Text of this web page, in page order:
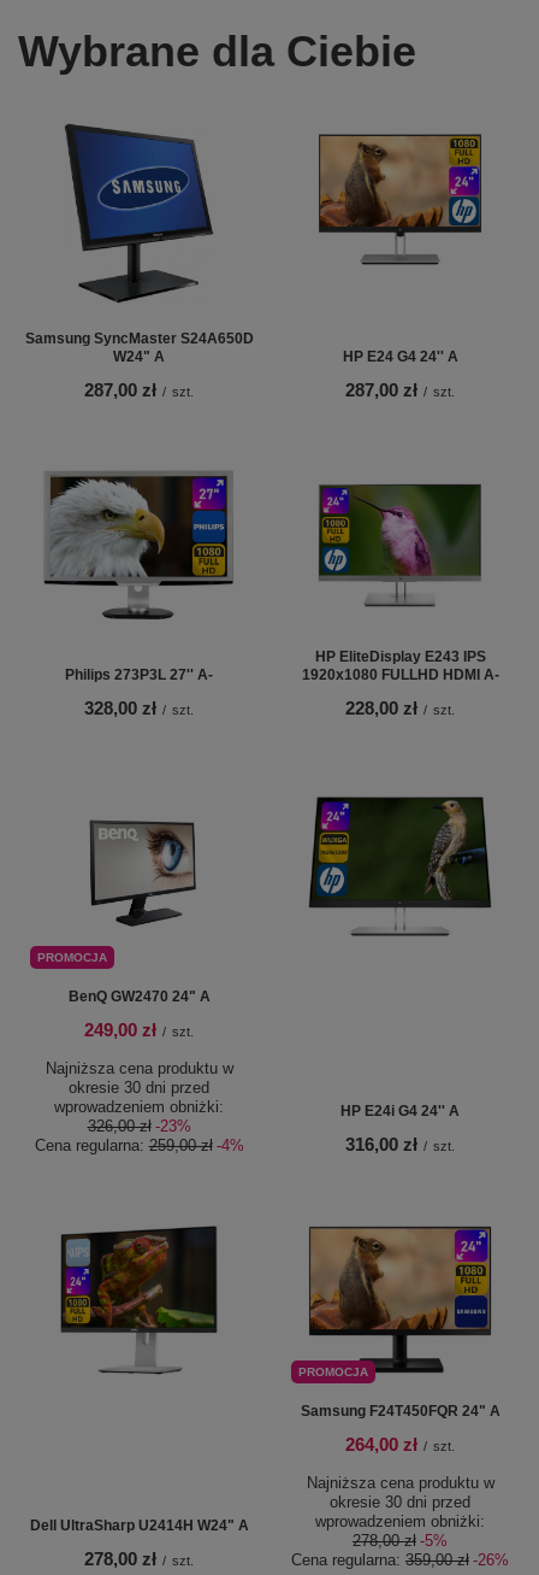
Wybrane dla Ciebie
Samsung SyncMaster S24A650D
W24" A
287,00 zł / szt.
HP E24 G4 24'' A
287,00 zł / szt.
Philips 273P3L 27'' A-
328,00 zł / szt.
HP EliteDisplay E243 IPS
1920x1080 FULLHD HDMI A-
228,00 zł / szt.
PROMOCJA
BenQ GW2470 24" A
249,00 zł / szt.
Najniższa cena produktu w
okresie 30 dni przed
wprowadzeniem obniżki:
326,00 zł -23%
Cena regularna:259,00 zł -4%
HP E24i G4 24'' A
316,00 zł / szt.
Dell UltraSharp U2414H W24" A
278,00 zł / szt.
PROMOCJA
Samsung F24T450FQR 24" A
264,00 zł / szt.
Najniższa cena produktu w
okresie 30 dni przed
wprowadzeniem obniżki:
278,00 zł -5%
Cena regularna: 359,00 zł -26%